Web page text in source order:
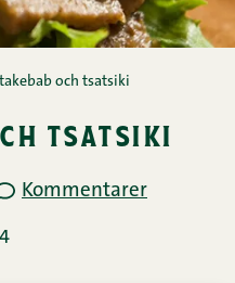
och tsatsiki
tsatsiki
Kommentarer
4